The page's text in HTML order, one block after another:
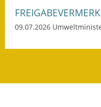
FREIGABEVERMERK
09.07.2026